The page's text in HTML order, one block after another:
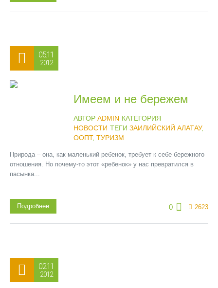
05.11
2012
Имеем и не бережем
АВТОР ADMIN КАТЕГОРИЯ
НОВОСТИ ТЕГИ ЗАИЛИЙСКИЙ АЛАТАУ,
ООПТ, ТУРИЗМ
Природа – она, как маленький ребенок, требует к себе бережного
отношения. Но почему-то этот «ребенок» у нас превратился в
пасынка...
0 2623
Подробнее
02.11
2012